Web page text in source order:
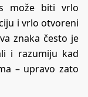
može biti vrlo
i vrlo otvoreni
znaka često je
i razumiju kad
– upravo zato